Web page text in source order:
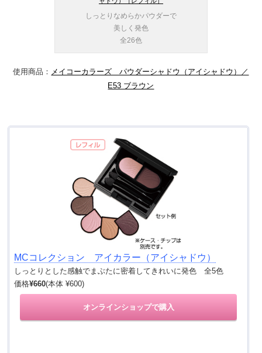
しっとりなめらかパウダーで
美しく発色
全26色
使用商品： メイコーカラーズ パウダーシャドウ（アイシャドウ）／
E53 ブラウン
MCコレクション アイカラー（アイシャドウ）
しっとりとした感触でまぶたに密着してきれいに発色 全5色
価格¥660(本体 ¥600)
オンラインショップで購入